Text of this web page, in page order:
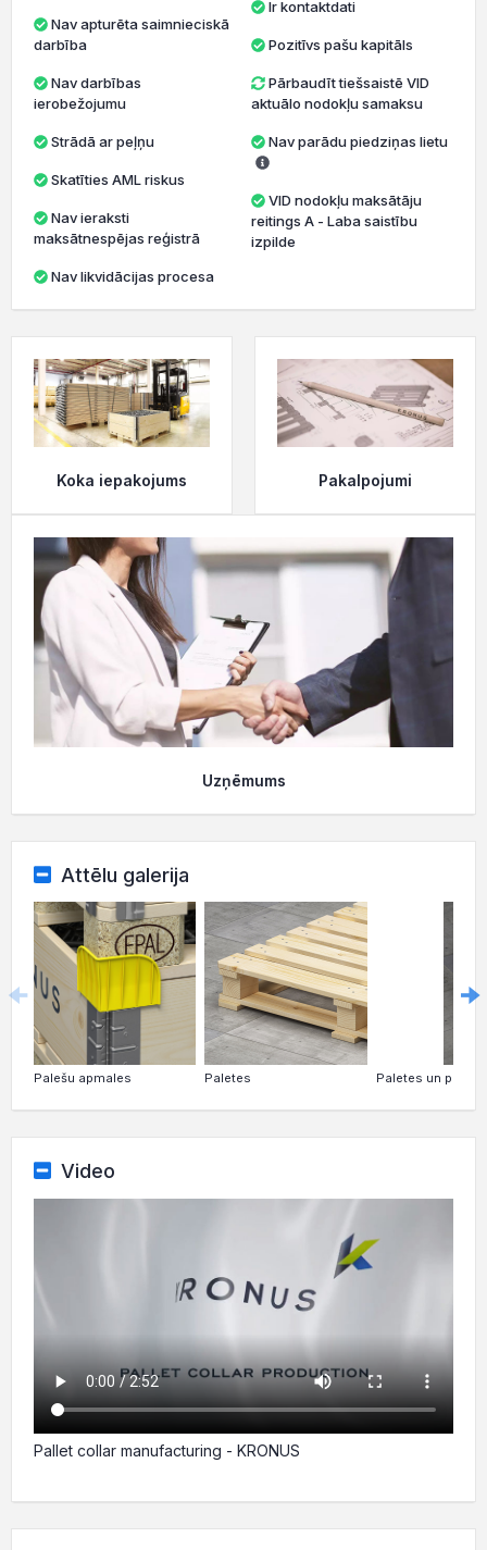
darbība
ierobežojumu
Strādā ar peļņu
Skatīties AML riskus
maksātnespējas reģistrā
Nav likvidācijas procesa
Ir kontaktdati
Pozitīvs pašu kapitāls
Pārbaudīt tiešsaistē VID
aktuālo nodokļu samaksu
Nav parādu piedziņas lietu
VID nodokļu maksātāju
reitings A - Laba saistību
izpilde
Koka iepakojums Pakalpojumi
Uzņēmums
Attēlu galerija
Palešu apmales Paletes Paletes un
Video
Pallet collar manufacturing - KRONUS